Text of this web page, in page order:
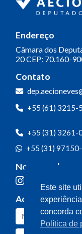
Endereço
Câmara dos
20CEP: 70.160-
Contato
+55 (61) 3215-
+55 (31) 3261-
+55 (31)
Nossas redes
Acompanhe o
Este site
concorda
Política de